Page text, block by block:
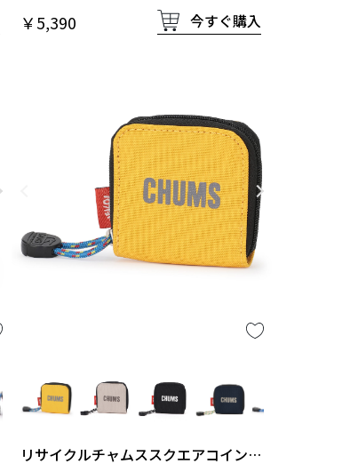
￥5,390 今すぐ購入
リサイクルチャムススクエアコインケ